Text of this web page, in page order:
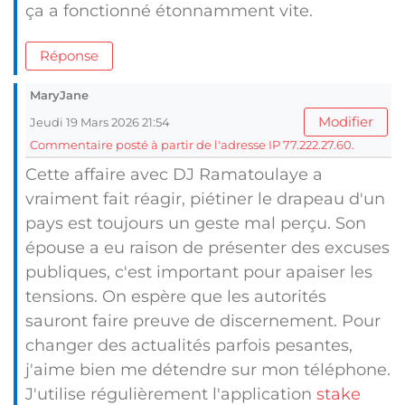
ça a fonctionné étonnamment vite.
Réponse
MaryJane
Jeudi 19 Mars 2026 21:54
Modifier
Commentaire posté à partir de l'adresse IP 77.222.27.60.
Cette affaire avec DJ Ramatoulaye a
vraiment fait réagir, piétiner le drapeau d'un
pays est toujours un geste mal perçu. Son
épouse a eu raison de présenter des excuses
publiques, c'est important pour apaiser les
tensions. On espère que les autorités
sauront faire preuve de discernement. Pour
changer des actualités parfois pesantes,
j'aime bien me détendre sur mon téléphone.
J'utilise régulièrement l'application stake